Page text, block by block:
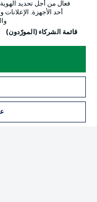
إدارة التفضيلات
فعال من أجل تحديد
أحد الأجهزة.
قائمة الشركاء (المورّدون)